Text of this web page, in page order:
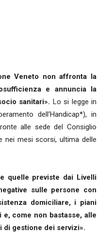
Veneto non affronta la
e annuncia la
sanitari». Lo si legge in
dell'Handicap*), in
alle sede del Consiglio
nei mesi scorsi, ultima delle
quelle previste dai Livelli
sulle persone con
domiciliare, i piani
come non bastasse, alle
gestione dei servizi».